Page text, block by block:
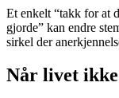
Et enkelt “takk for at
gjorde” kan endre
sirkel der
Når livet